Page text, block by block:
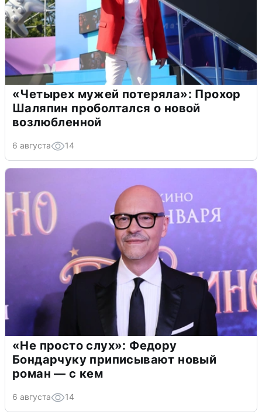
«Четырех мужей потеряла»: Прохор
Шаляпин проболтался о новой
возлюбленной
6 августа 14
«Не просто слух»: Федору
Бондарчуку приписывают новый
роман — с кем
6 августа 14